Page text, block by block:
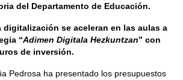
del Departamento de Educación.
se aceleran en las aulas a
“Adimen Digitala Hezkuntzan” con
de inversión.
Pedrosa ha presentado los presupuestos